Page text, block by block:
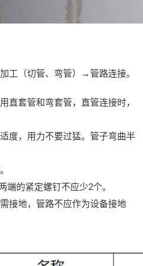
工（切管、弯管）→管路连接。
直套管和弯套管，直管连接时，
度，用力不要过猛。管子弯曲半
的紧定螺钉不应少2个。
接地，管路不应作为设备接地